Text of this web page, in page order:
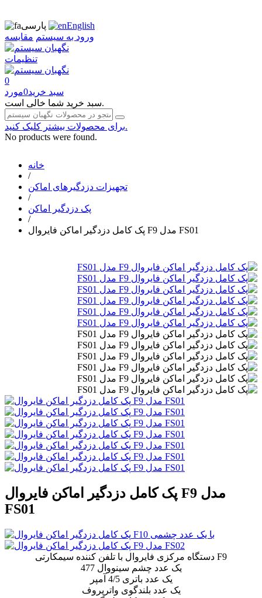
پارسی
English
ورود به سیستم مقایسه
تنظیمات
0
سبد خرید0مورد
سبد خرید شما خالی است.
برای محصولات بیشتر کلیک کنید.
No products were found.
خانه
/
تجهیزات دزدگیرهای اماکن
/
پک دزدگیر اماکن
/
پک کامل دزدگیر اماکن فایروال F9 مدل FS01
پک کامل دزدگیر اماکن فایروال F9 مدل
FS01
دستگاه مرکزی فایروال با تلفن کننده سیمکارتی F9
یک عدد چشم سینووال 477
یک عدد باتری 4/5 آمپر
یک عدد بلندگوی واترپروف